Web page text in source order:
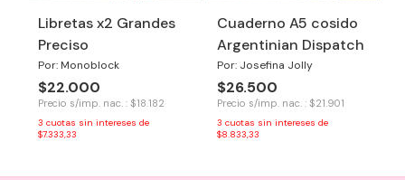
Libretas x2 Grandes
Preciso
Por: Monoblock
$22.000
Precio s/imp. nac. : $18.182
3 cuotas sin intereses de
$7.333,33
Cuaderno A5 cosido
Argentinian Dispatch
Por: Josefina Jolly
$26.500
Precio s/imp. nac. : $21.901
3 cuotas sin intereses de
$8.833,33